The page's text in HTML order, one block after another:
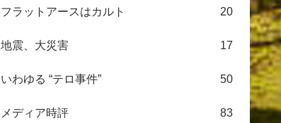
フラットアースはカルト 20
地震、大災害 17
いわゆる “テロ事件” 50
メディア時評 83